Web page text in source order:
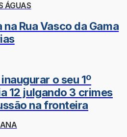
ÁGUAS
Rua Vasco da Gama
o seu 1º
12 julgando 3 crimes
na fronteira